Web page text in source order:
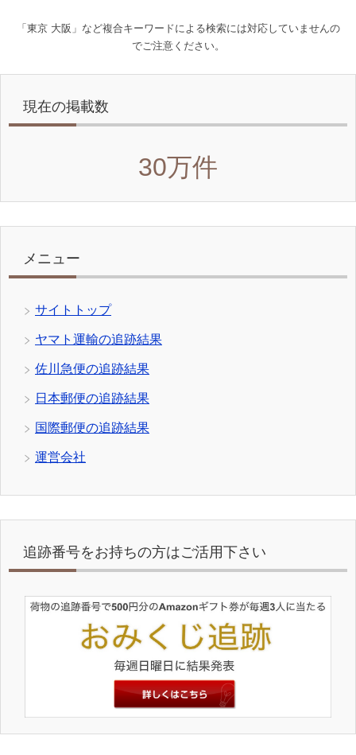
「東京 大阪」など複合キーワードによる検索には対応していませんの
でご注意ください。
現在の掲載数
30万件
メニュー
サイトトップ
ヤマト運輸の追跡結果
佐川急便の追跡結果
日本郵便の追跡結果
国際郵便の追跡結果
運営会社
追跡番号をお持ちの方はご活用下さい